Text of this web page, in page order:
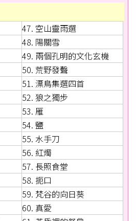
47. 空山靈雨選
48. 陽關雪
49. 兩個孔明的文化玄機
50. 荒野發聲
51. 漂鳥集選四首
52. 狼之獨步
53. 雁
54. 鹽
55. 水手刀
56. 紅燭
57. 長照食堂
58. 扼口
59. 梵谷的向日葵
60. 真愛